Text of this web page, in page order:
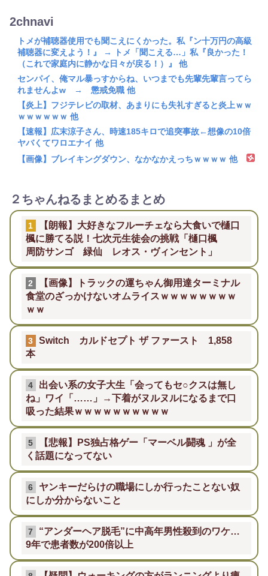
2chnavi
トメが補聴器使用でも聞こえにくかった。私『ン十万円の高級
補聴器に変えよう！』 → トメ「聞こえる…」私『良かった！
（これで家庭内に静かな日々が戻る！）』 他
センパイ、俺マル暴っすからね、いつまでも先輩先輩言ってら
れませんよw → 懲戒免職 他
【炎上】フジテレビの取材、あまりにも失礼すぎると炎上ｗｗ
ｗｗｗｗｗｗ 他
【速報】広末涼子さん、時速185キロで追突事故←想像の10倍
ヤバくてワロエナイ 他
【画像】ブレイキングダウン、なかなかえっちｗｗｗｗ 他
２ちゃんねるまとめるまとめ
1
【朗報】大好きなフルーチェなら大食いで樋口
楓に勝てる説！七次元生徒会の挑戦「樋口楓
周防サンゴ 緑仙 レオス・ヴィンセント」
2
【画像】トラックの運ちゃん御用達ターミナル
食堂のざっかけないオムライスｗｗｗｗｗｗｗｗ
ｗｗ
3
Switch カルドセプト ザ ファースト 1,858
本
4
出会い系の女子大生「会ってもセ○クスは無し
ね」ワイ「……」→下着がヌルヌルになるまで口
吸った結果ｗｗｗｗｗｗｗｗｗｗ
5
【悲報】PS独占格ゲー「マーベル闘魂 」が全
く話題になってない
6
ヤンキーだらけの職場にしか行ったことない奴
にしか分からないこと
7
“アンダーヘア脱毛”に中高年男性殺到のワケ…
9年で患者数が200倍以上